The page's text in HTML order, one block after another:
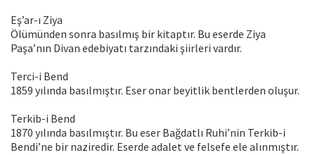
Eş’ar-ı Ziya
Ölümünden sonra basılmış bir kitaptır. Bu eserde Ziya
Paşa’nın Divan edebiyatı tarzındaki şiirleri vardır.
Terci-i Bend
1859 yılında basılmıştır. Eser onar beyitlik bentlerden oluşur.
Terkib-i Bend
1870 yılında basılmıştır. Bu eser Bağdatlı Ruhi’nin Terkib-i
Bendi’ne bir naziredir. Eserde adalet ve felsefe ele alınmıştır.